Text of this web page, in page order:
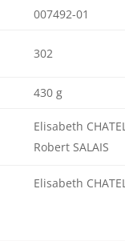
007492-01
302
430 g
Elisabeth
Robert SALAIS
Elisabeth